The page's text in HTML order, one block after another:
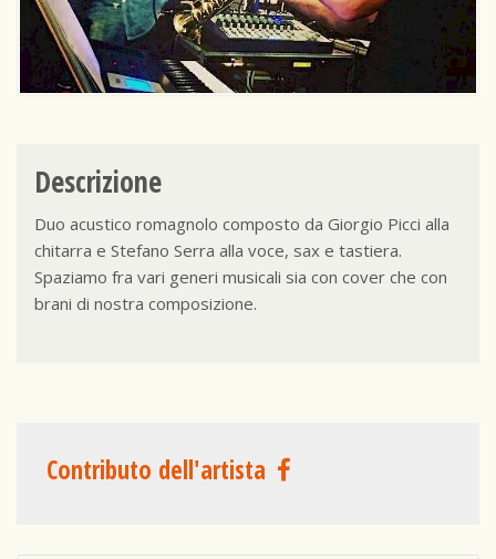
Descrizione
Duo acustico romagnolo composto da Giorgio Picci alla
chitarra e Stefano Serra alla voce, sax e tastiera.
Spaziamo fra vari generi musicali sia con cover che con
brani di nostra composizione.
Contributo dell'artista